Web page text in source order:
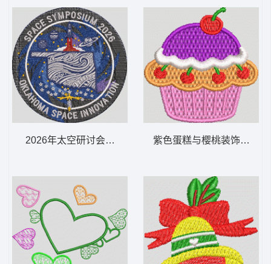
2026年太空研讨会徽章 SPACESYMP OKLAHOMA
紫色蛋糕与樱桃装饰 蛋糕